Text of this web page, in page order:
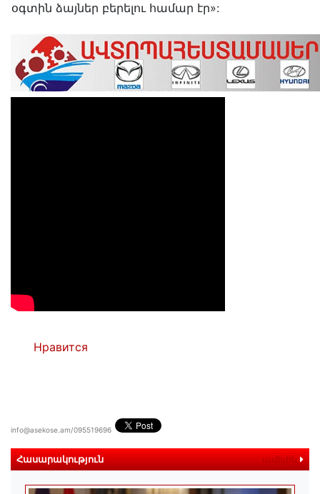
օգտին ձայներ բերելու համար էր»:
Нравится
info@asekose.am/095519696
Հասարակություն ավելին